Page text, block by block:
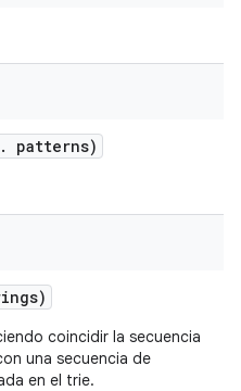
. patterns)
coincidir la secuencia
una secuencia de
en el trie.